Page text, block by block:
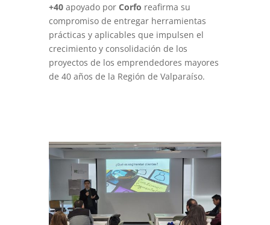
+40 apoyado por Corfo reafirma su
compromiso de entregar herramientas
prácticas y aplicables que impulsen el
crecimiento y consolidación de los
proyectos de los emprendedores mayores
de 40 años de la Región de Valparaíso.